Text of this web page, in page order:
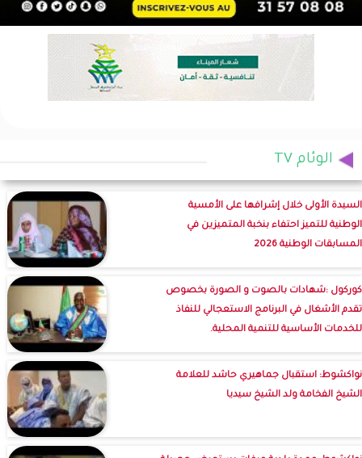
الوئام TV
السيدة الأولى خلال إشرافها على الأمسية
الوطنية للتميز احتفاء بنخبة المتميزين في
المسابقات الوطنية 2026
كوركول :شهادات بالصوت و الصورة بخصوص
تقدم الأشغال في البرنامج الاستعجالي للنفاذ
للخدمات الأساسية للتنمية المحلية.
نواكشوط: استقبال جماهيري حاشد للعلامة
الشيخ الفخامة ولد الشيخ سيديا